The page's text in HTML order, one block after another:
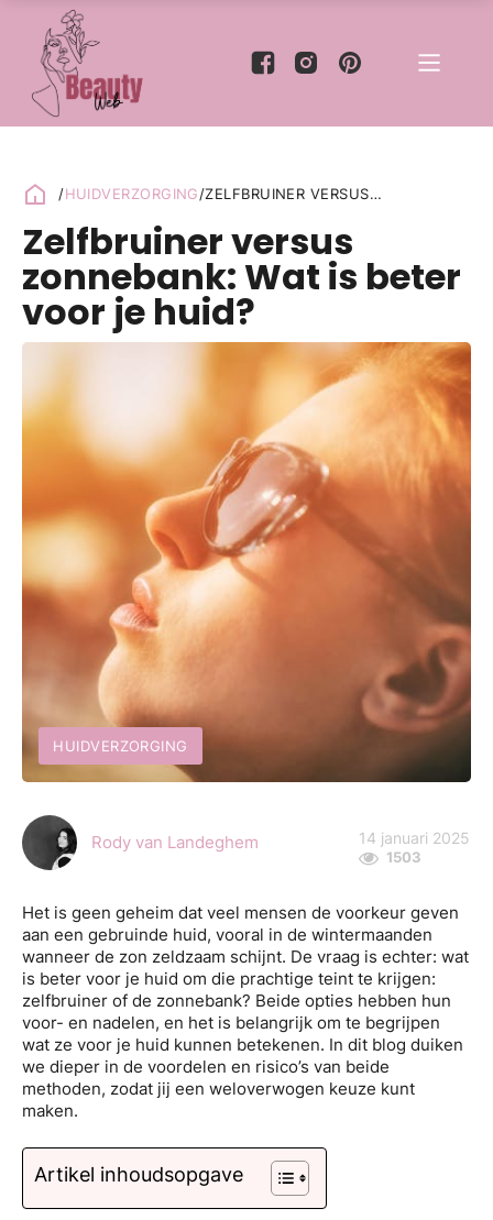
/HUIDVERZORGING/ZELFBRUINER VERSUS
JE HUID?
Zelfbruiner versus
zonnebank: Wat is beter
voor je huid?
HUIDVERZORGING
Rody van Landeghem 14 januari 2025
1503
Het is geen geheim dat veel mensen de voorkeur geven
aan een gebruinde huid, vooral in de wintermaanden
wanneer de zon zeldzaam schijnt. De vraag is echter: wat
is beter voor je huid om die prachtige teint te krijgen:
zelfbruiner of de zonnebank? Beide opties hebben hun
voor- en nadelen, en het is belangrijk om te begrijpen
wat ze voor je huid kunnen betekenen. In dit blog duiken
we dieper in de voordelen en risico’s van beide
methoden, zodat jij een weloverwogen keuze kunt
maken.
Artikel inhoudsopgave